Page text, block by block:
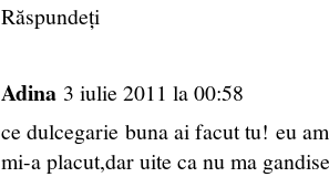
Răspundeți
Adina 3 iulie 2011 la 00:58
ce dulcegarie buna ai facut tu! eu
mi-a placut,dar uite ca nu ma